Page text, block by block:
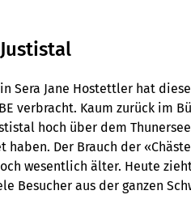
Sera Jane Hostettler hat
verbracht. Kaum zurück im
hoch über dem
Der Brauch der
wesentlich älter. Heute
Besucher aus der ganzen